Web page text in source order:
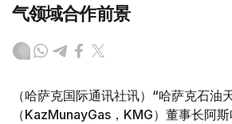
气领域合作前景
（哈萨克国际通讯社讯）“哈萨克石油
（KazMunayGas，KMG）董事长阿